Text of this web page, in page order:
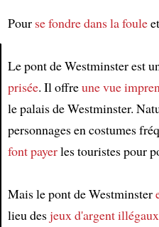
Article
Pour se fondre dans la fouleet
Le pont de Westminster est
prisée. Il offreune vue
le palais de Westminster.
personnages en costumes
font payerles touristes pour
Mais le pont de Westminster
lieu desjeux d'argent illégaux